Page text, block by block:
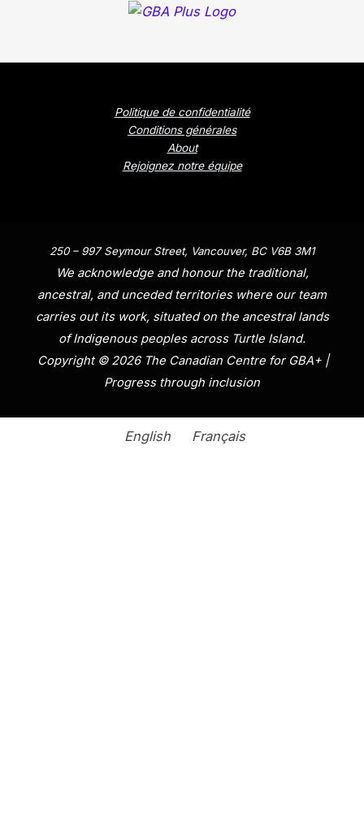
Politique de confidentialité
Conditions générales
About
Rejoignez notre équipe
250 – 997 Seymour Street, Vancouver, BC V6B 3M1
We acknowledge and honour the traditional,
ancestral, and unceded territories where our team
carries out its work, situated on the ancestral lands
of Indigenous peoples across Turtle Island.
Copyright © 2026 The Canadian Centre for GBA+ |
Progress through inclusion
English Français